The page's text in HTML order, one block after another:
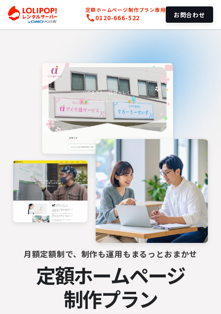
定額ホームページ制作プラン専用
call0120-666-522 お問合わせ
月額定額制で、制作も運用もまるっとおまかせ
定額ホームページ
制作プラン